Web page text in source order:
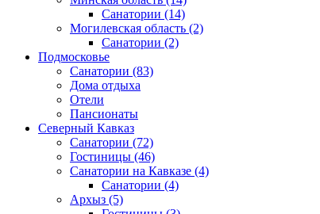
Санатории (14)
Могилевская область (2)
Санатории (2)
Подмосковье
Санатории (83)
Дома отдыха
Отели
Пансионаты
Северный Кавказ
Санатории (72)
Гостиницы (46)
Санатории на Кавказе (4)
Санатории (4)
Архыз (5)